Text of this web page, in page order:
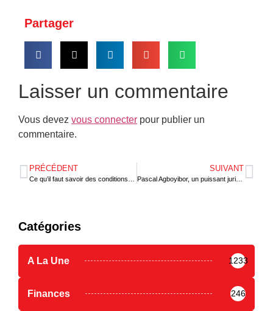
Partager
Laisser un commentaire
Vous devez vous connecter pour publier un
commentaire.
PRÉCÉDENT SUIVANT
Pascal Agboyibor, un puissant juriste togolais
Catégories
A La Une 1233
Finances 246